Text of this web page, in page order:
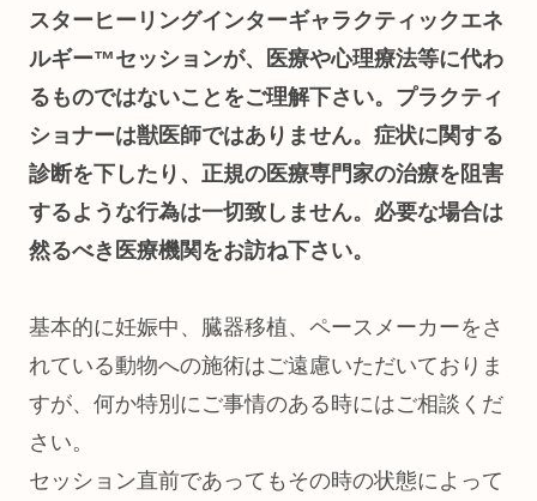
スターヒーリングインターギャラクティックエネ
ルギー™セッションが、医療や心理療法等に代わ
るものではないことをご理解下さい。プラクティ
ショナーは獣医師ではありません。症状に関する
診断を下したり、正規の医療専門家の治療を阻害
するような行為は一切致しません。必要な場合は
然るべき医療機関をお訪ね下さい。
基本的に妊娠中、臓器移植、ペースメーカーをさ
れている動物への施術はご遠慮いただいておりま
すが、何か特別にご事情のある時にはご相談くだ
さい。
セッション直前であってもその時の状態によって